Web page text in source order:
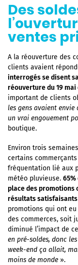
Des
ventes
A la réouverture des
clients avaient
interrogés se disent
réouverture du 19
important de clients
les gens avaient envie
un vrai engouement
boutique.
Environ trois
certains
fréquentation lié aux
météo pluvieuse.
place des promotions
résultats satisfaisants
promotions qui ont
des commerces, soit
diminué l’impact de
en pré-soldes, donc
week-end ça allait,
moins de monde ».